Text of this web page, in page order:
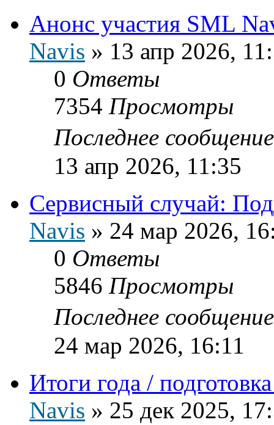
Анонс участия SML
Navis » 13 апр 2026,
0 Ответы
7354 Просмотры
Последнее
13 апр 2026, 11:35
Сервисный случай:
Navis » 24 мар 2026,
0 Ответы
5846 Просмотры
Последнее
24 мар 2026, 16:11
Итоги года /
Navis » 25 дек 2025,